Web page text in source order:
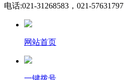
电话:021-31268583，021-57631797
网站首页
一键拨号